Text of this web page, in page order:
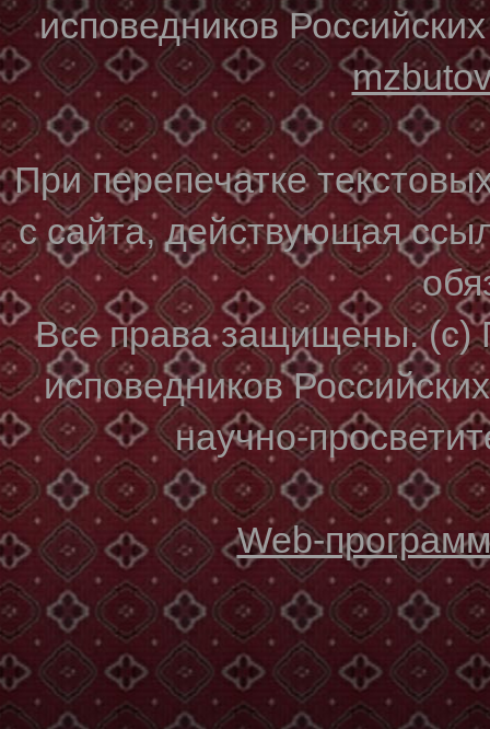
исповедников
При перепечатке
с сайта, действующая
Все права защищены. (с)
исповедников
научно-
Web-